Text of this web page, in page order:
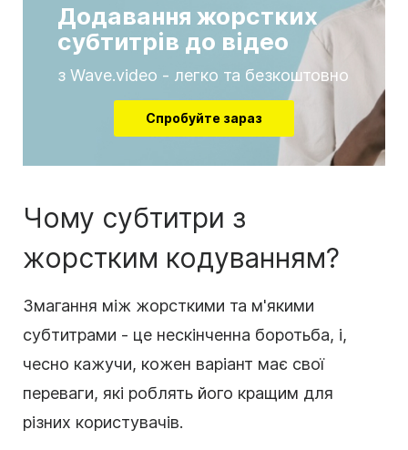
Додавання жорстких
субтитрів до відео
з Wave.video - легко та безкоштовно
Спробуйте зараз
Чому субтитри з
жорстким кодуванням?
Змагання між жорсткими та м'якими
субтитрами - це нескінченна боротьба, і,
чесно кажучи, кожен варіант має свої
переваги, які роблять його кращим для
різних користувачів.